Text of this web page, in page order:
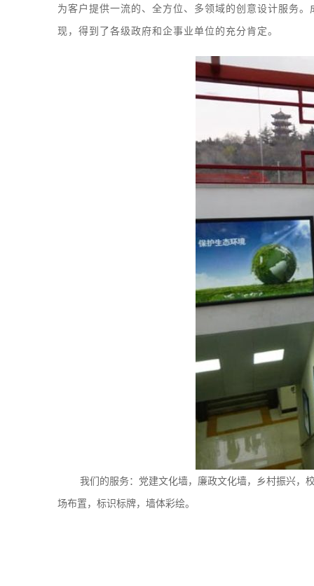
为客户提供一流的、全方位、多领域的创意设计服务。
现，得到了各级政府和企事业单位的充分肯定。
我们的服务：党建文化墙，廉政文化墙，乡村振兴，
场布置，标识标牌，墙体彩绘。